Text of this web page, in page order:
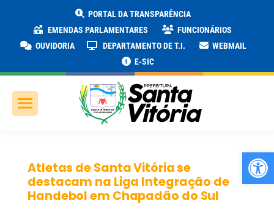
PORTAL DA TRANSPARÊNCIA
EMENDAS PARLAMENTARES
FUNCIONÁRIOS
OUVIDORIA
DEPARTAMENTO DE T.I.
WEBMAIL
E-SIC
Atletas de Santa Vitória se
destacam na Liga Integração de
Handebol em Chapadão do Sul